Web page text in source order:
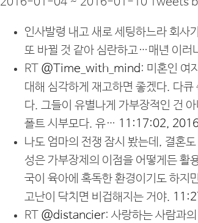
인사발령 내고 새로 세팅하느라 회사
또 바뀔 것 같아 심란하고…매년 이러
RT @Time_with_mind: 미혼인 여
대해 심각하게 재고하면 좋겠다. 다
다. 그들이 유별나게 가부장적인 건
폴트 시부모다. 유… 11:17:02,
나도 엄마의 전쟁 잠시 봤는데, 결혼
성은 가부장제의 이점을 어떻게든 활
국이 육아에 혹독한 환경이기도 하지
고난이 닥치면 비겁해지는 거야.
RT @distancier: 사랑하는 사람과